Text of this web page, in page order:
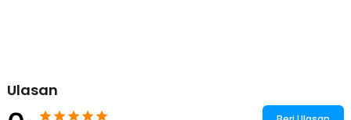
1 x Baut Plastik
Ulasan